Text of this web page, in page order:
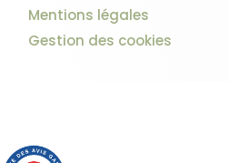
Mentions légales
Gestion des cookies